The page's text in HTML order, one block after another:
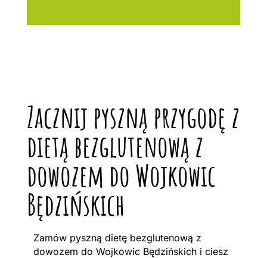
Zacznij pyszną przygodę z
dietą bezglutenową z
dowozem do Wojkowic
Będzińskich
Zamów pyszną dietę bezglutenową z
dowozem do Wojkowic Będzińskich i ciesz